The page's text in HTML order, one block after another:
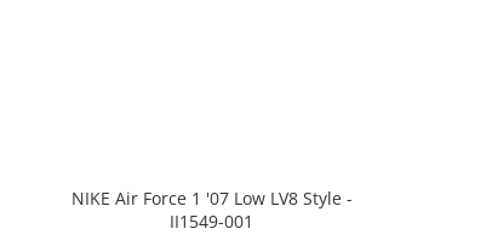
NIKE Air Force 1 '07 Low LV8 Style -
II1549-001